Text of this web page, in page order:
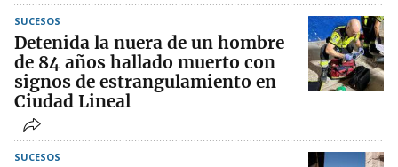
SUCESOS
Detenida la nuera de un hombre
de 84 años hallado muerto con
signos de estrangulamiento en
Ciudad Lineal
SUCESOS